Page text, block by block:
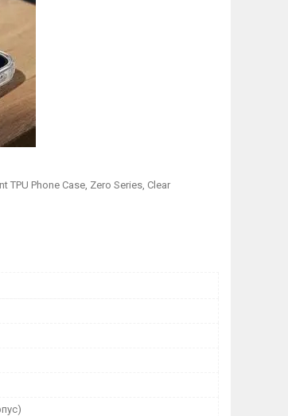
TPU Phone Case, Zero Series, Clear